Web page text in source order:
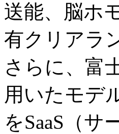
送能、脳ホ
有クリアラ
さらに、富
用いたモデ
をSaaS（